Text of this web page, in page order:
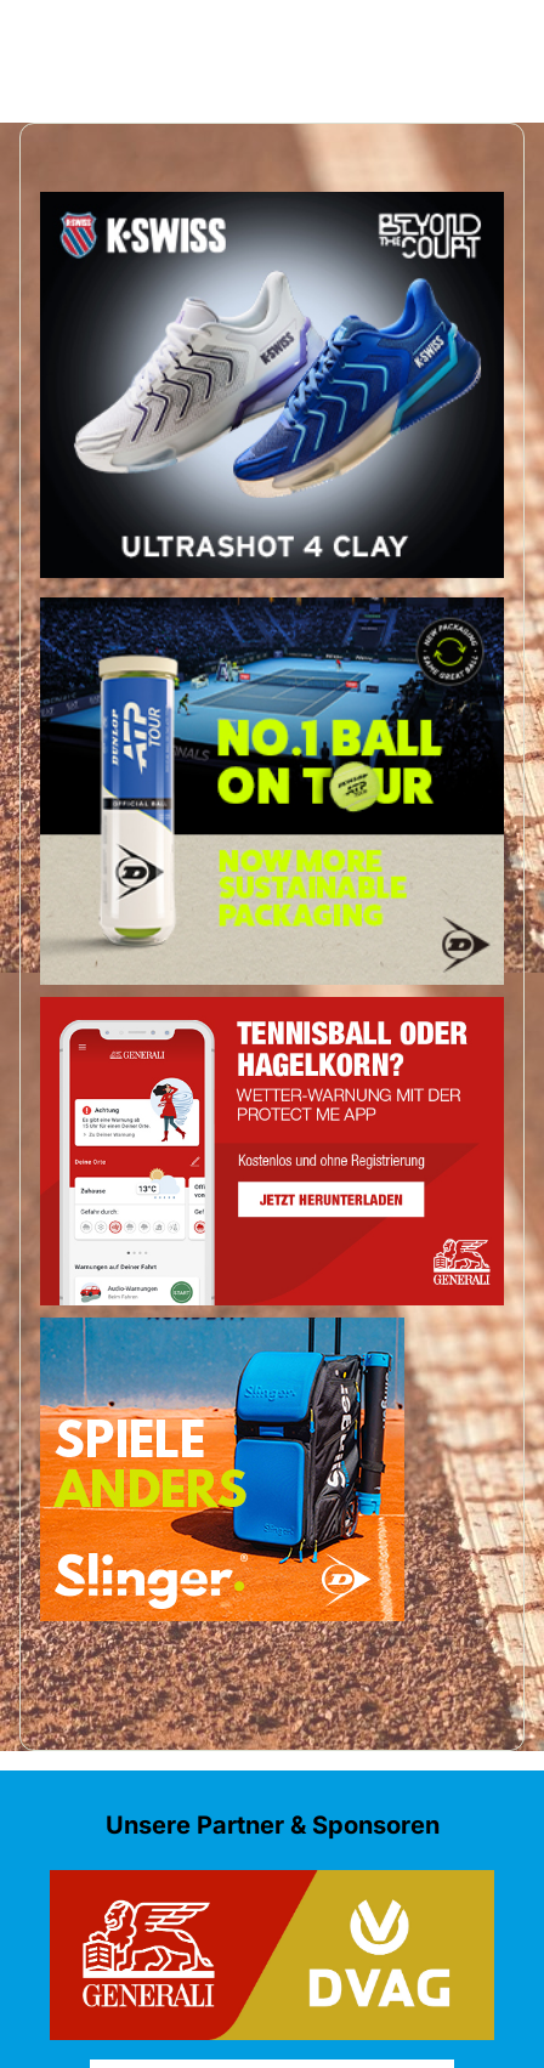
Unsere Partner & Sponsoren